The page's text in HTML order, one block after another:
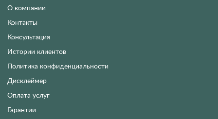
О компании
Контакты
Консультация
Истории клиентов
Политика конфиденциальности
Дисклеймер
Оплата услуг
Гарантии